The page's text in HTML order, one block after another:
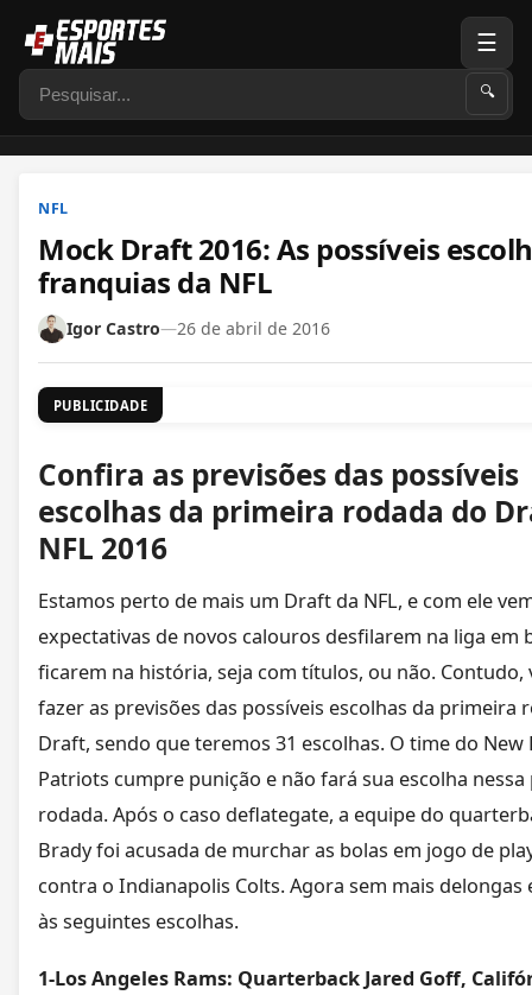
Pesquisar 🔍
☰
NFL
Mock Draft 2016: As possíveis
franquias da NFL
Igor Castro—26 de abril de 2016
PUBLICIDADE
Confira as previsões das possíveis
escolhas da primeira rodada do
NFL 2016
Estamos perto de mais um Draft da NFL, e com ele
expectativas de novos calouros desfilarem na liga em
ficarem na história, seja com títulos, ou não. Contudo,
fazer as previsões das possíveis escolhas da primeira
Draft, sendo que teremos 31 escolhas. O time do New
Patriots cumpre punição e não fará sua escolha
rodada. Após o caso deflategate, a equipe do
Brady foi acusada de murchar as bolas em jogo de
contra o Indianapolis Colts. Agora sem mais delongas
às seguintes escolhas.
1-Los Angeles Rams: Quarterback Jared Goff,